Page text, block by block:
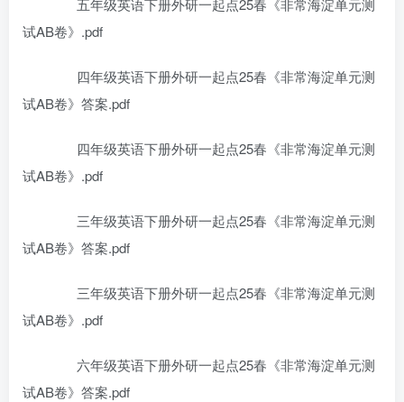
五年级英语下册外研一起点25春《非常海淀单元测
试AB卷》.pdf
四年级英语下册外研一起点25春《非常海淀单元测
试AB卷》答案.pdf
四年级英语下册外研一起点25春《非常海淀单元测
试AB卷》.pdf
三年级英语下册外研一起点25春《非常海淀单元测
试AB卷》答案.pdf
三年级英语下册外研一起点25春《非常海淀单元测
试AB卷》.pdf
六年级英语下册外研一起点25春《非常海淀单元测
试AB卷》答案.pdf